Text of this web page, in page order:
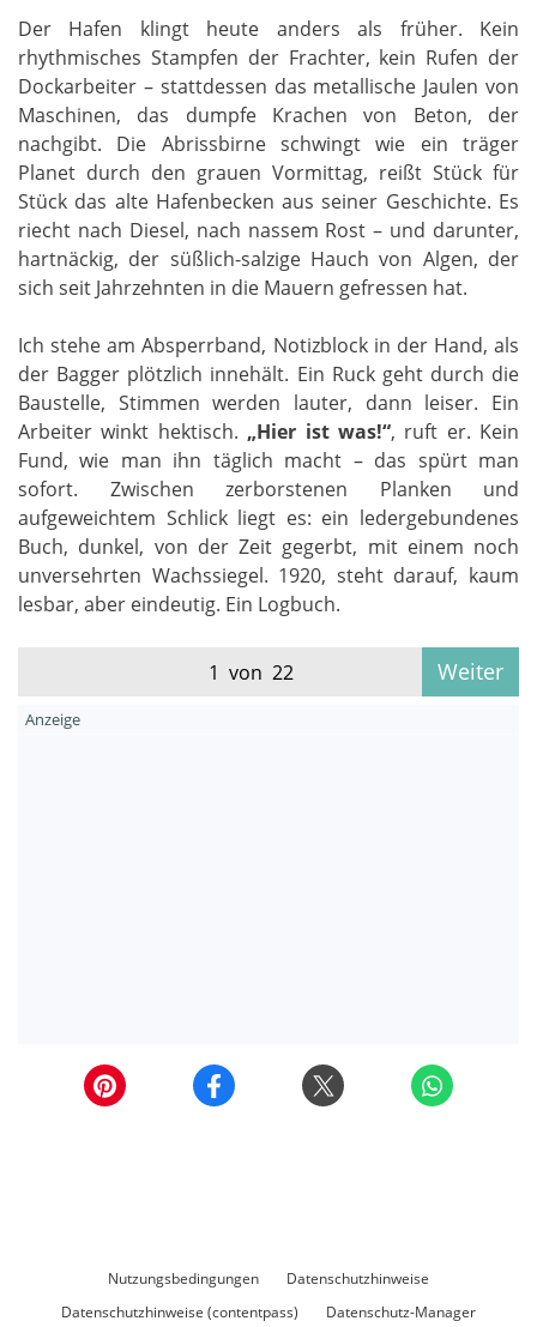
Der Hafen klingt heute anders als früher. Kein
rhythmisches Stampfen der Frachter, kein Rufen der
Dockarbeiter – stattdessen das metallische Jaulen von
Maschinen, das dumpfe Krachen von Beton, der
nachgibt. Die Abrissbirne schwingt wie ein träger
Planet durch den grauen Vormittag, reißt Stück für
Stück das alte Hafenbecken aus seiner Geschichte. Es
riecht nach Diesel, nach nassem Rost – und darunter,
hartnäckig, der süßlich-salzige Hauch von Algen, der
sich seit Jahrzehnten in die Mauern gefressen hat.
Ich stehe am Absperrband, Notizblock in der Hand, als
der Bagger plötzlich innehält. Ein Ruck geht durch die
Baustelle, Stimmen werden lauter, dann leiser. Ein
Arbeiter winkt hektisch. „Hier ist was!“, ruft er. Kein
Fund, wie man ihn täglich macht – das spürt man
sofort. Zwischen zerborstenen Planken und
aufgeweichtem Schlick liegt es: ein ledergebundenes
Buch, dunkel, von der Zeit gegerbt, mit einem noch
unversehrten Wachssiegel. 1920, steht darauf, kaum
lesbar, aber eindeutig. Ein Logbuch.
1 von 22 Weiter
Nutzungsbedingungen
Datenschutzhinweise
Datenschutzhinweise (contentpass)
Datenschutz-Manager